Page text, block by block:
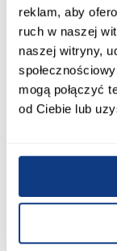
reklam, aby
ruch w naszej
naszej witryny,
mogą połączyć
od Ciebie lub
technologia
sprawdzi się
To rozwiązanie
kuchennej z filtrem
użytkowania i
wody butelkowanej.
miedź antyczna
Marka produktu: